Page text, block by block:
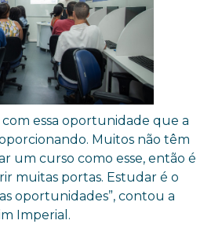
essa oportunidade que a
Muitos não têm
um curso como esse, então é
muitas portas. Estudar é o
oportunidades”, contou a
Imperial.